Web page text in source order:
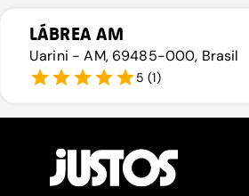
LÁBREA AM
Uarini - AM, 69485-000, Brasil
5 (1)